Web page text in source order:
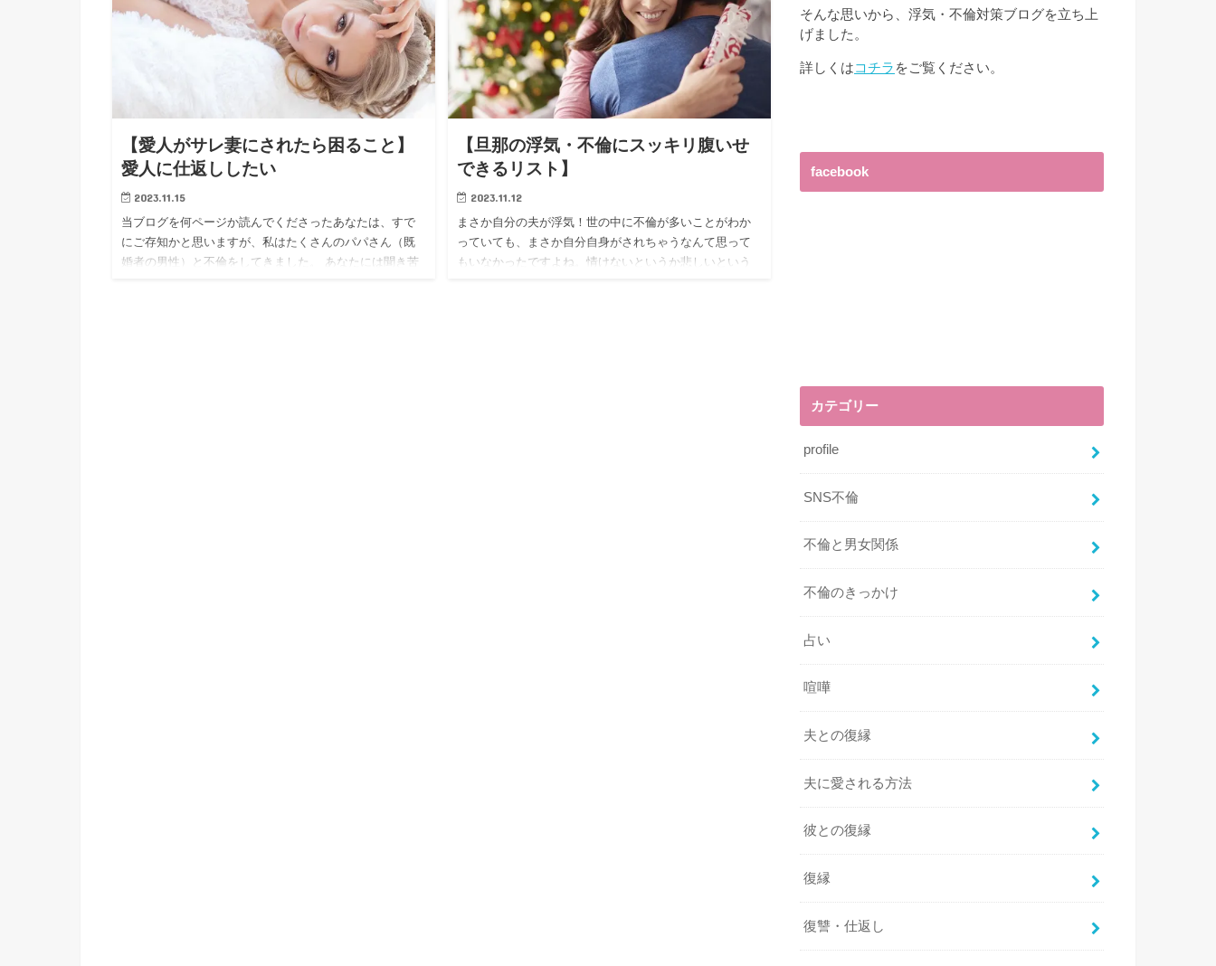
や、ストレスの状態、夫にあやまらせることの危険につ
いてご紹介します。
【愛人がサレ妻にされたら困ること】
愛人に仕返ししたい
2023.11.15
当ブログを何ページか読んでくださったあなたは、すで
にご存知かと思いますが、私はたくさんのパパさん（既
婚者の男性）と不倫をしてきました。 あなたには聞き苦
【旦那の浮気・不倫にスッキリ腹いせ
できるリスト】
2023.11.12
まさか自分の夫が浮気！世の中に不倫が多いことがわか
っていても、まさか自分自身がされちゃうなんて思って
もいなかったですよね。情けないというか悲しいという
そんな思いから、浮気・不倫対策ブログを立ち上
げました。
詳しくはコチラ をご覧ください。
facebook
カテゴリー
profile
SNS不倫
不倫と男女関係
不倫のきっかけ
占い
喧嘩
夫との復縁
夫に愛される方法
彼との復縁
復縁
復讐・仕返し